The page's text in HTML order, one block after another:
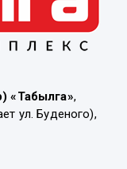
«Табылга»,
ул. Буденого),